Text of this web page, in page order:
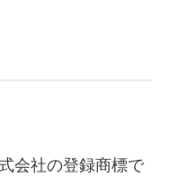
会社の登録商標で